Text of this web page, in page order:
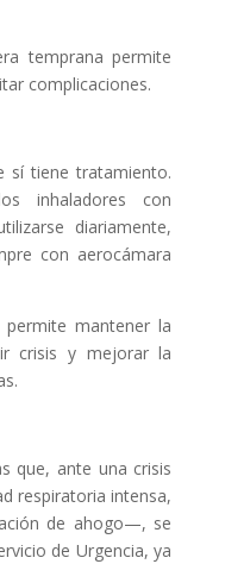
temprana permite
complicaciones.
sí tiene tratamiento.
inhaladores con
diariamente,
con aerocámara
mantener la
crisis y mejorar la
que, ante una crisis
respiratoria intensa,
de ahogo—, se
de Urgencia, ya